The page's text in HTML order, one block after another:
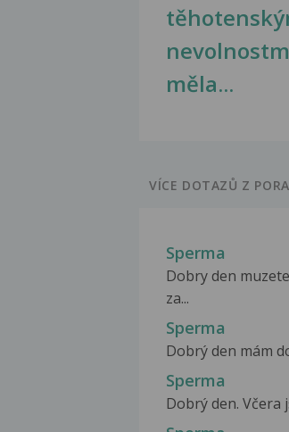
měla...
VÍCE DOTAZŮ Z
Sperma
Dobry den
za...
Sperma
Dobrý den mám
Sperma
Dobrý den. Včera